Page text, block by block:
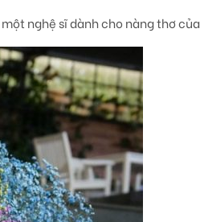
nghệ sĩ dành cho nàng thơ